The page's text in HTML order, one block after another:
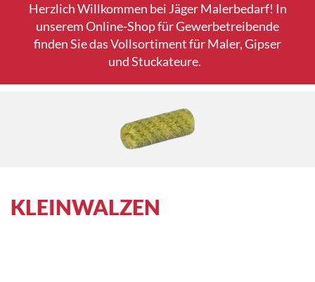
Herzlich Willkommen bei Jäger Malerbedarf! In
unserem Online-Shop für Gewerbetreibende
finden Sie das Vollsortiment für Maler, Gipser
und Stuckateure.
KLEINWALZEN